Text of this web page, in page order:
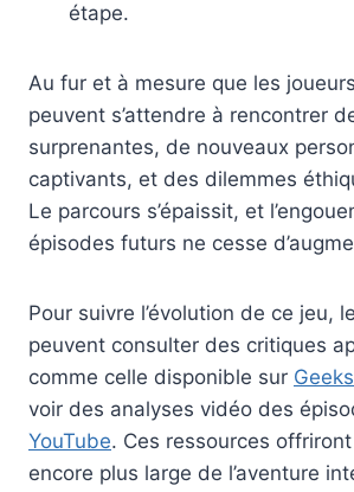
étape.
Au fur et à mesure que les
peuvent s’attendre à rencontrer
surprenantes, de nouveaux
captivants, et des dilemmes
Le parcours s’épaissit, et
épisodes futurs ne cesse
Pour suivre l’évolution de ce jeu,
peuvent consulter des critiques
comme celle disponible sur
voir des analyses vidéo des
YouTube. Ces ressources
encore plus large de l’aventure